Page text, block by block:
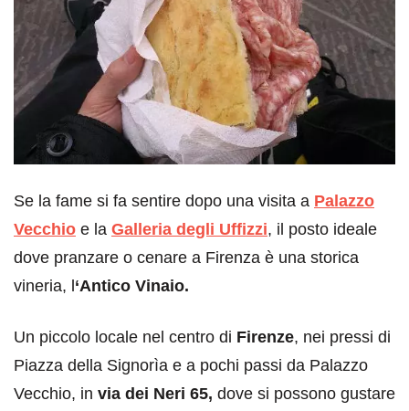
Se la fame si fa sentire dopo una visita a Palazzo
Vecchio e la Galleria degli Uffizzi, il posto ideale
dove pranzare o cenare a Firenza è una storica
vineria, l‘Antico Vinaio.
Un piccolo locale nel centro di Firenze, nei pressi di
Piazza della Signorìa e a pochi passi da Palazzo
Vecchio, in via dei Neri 65, dove si possono gustare